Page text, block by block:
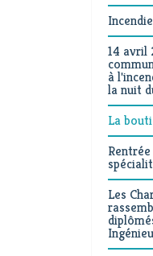
14 avril
à
la nuit
La
Les